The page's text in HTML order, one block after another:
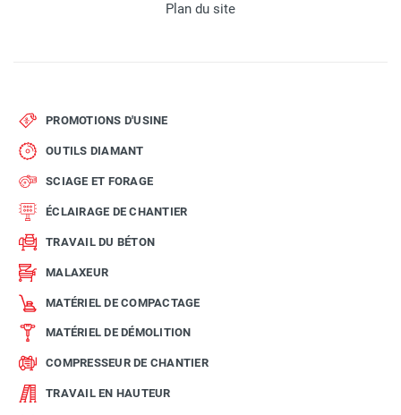
Plan du site
PROMOTIONS D'USINE
OUTILS DIAMANT
SCIAGE ET FORAGE
ÉCLAIRAGE DE CHANTIER
TRAVAIL DU BÉTON
MALAXEUR
MATÉRIEL DE COMPACTAGE
MATÉRIEL DE DÉMOLITION
COMPRESSEUR DE CHANTIER
TRAVAIL EN HAUTEUR